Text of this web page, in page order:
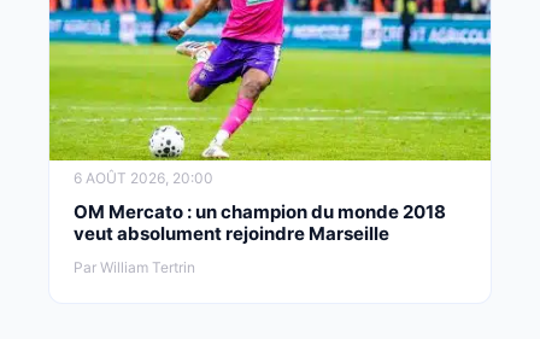
6 AOÛT 2026, 20:00
OM Mercato : un champion du monde 2018
veut absolument rejoindre Marseille
Par William Tertrin